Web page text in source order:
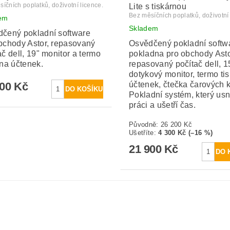
poplatků, doživotní licence.
pokladní software
Astor, repasovaný
dell, 19" monitor a termo
účtenek.
Kč
Lite s tiskárnou
Bez měsíčních poplatků,
Skladem
Osvědčený pokladní
pokladna pro obchody
repasovaný počítač dell,
dotykový monitor, termo
účtenek, čtečka čarových
Pokladní systém, který
práci a ušetří čas.
Původně: 26 200 Kč
Ušetříte:4 300 Kč (–16 %)
21 900 Kč